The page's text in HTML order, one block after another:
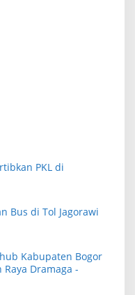
PKL di
Bus di Tol Jagorawi
Kabupaten Bogor
Dramaga -